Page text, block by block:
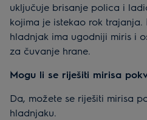
uključuje brisanje polica i
kojima je istekao rok
hladnjak ima ugodniji miris i
za čuvanje hrane.
Mogu li se riješiti mirisa
Da, možete se riješiti mirisa
hladnjaku.